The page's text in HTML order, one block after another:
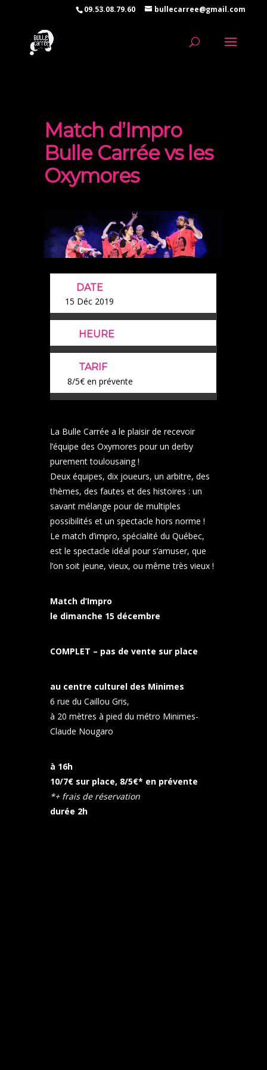
09.53.08.79.60 bullecarree@gmail.com
Match d’Impro
Bulle Carrée vs les
Oxymores
DATE
15 Déc 2019
HEURE
TARIF
8/5€ en prévente
La Bulle Carrée a le plaisir de recevoir
l’équipe des Oxymores pour un derby
purement toulousaing !
Deux équipes, dix joueurs, un arbitre, des
thèmes, des fautes et des histoires : un
savant mélange pour de multiples
possibilités et un spectacle hors norme !
Le match d’impro, spécialité du Québec,
est le spectacle idéal pour s’amuser, que
l’on soit jeune, vieux, ou même très vieux !
Match d’Impro
le dimanche 15 décembre
COMPLET – pas de vente sur place
au centre culturel des Minimes
6 rue du Caillou Gris,
à 20 mètres à pied du métro Minimes-
Claude Nougaro
à 16h
10/7€ sur place, 8/5€* en prévente
*+ frais de réservation
durée 2h